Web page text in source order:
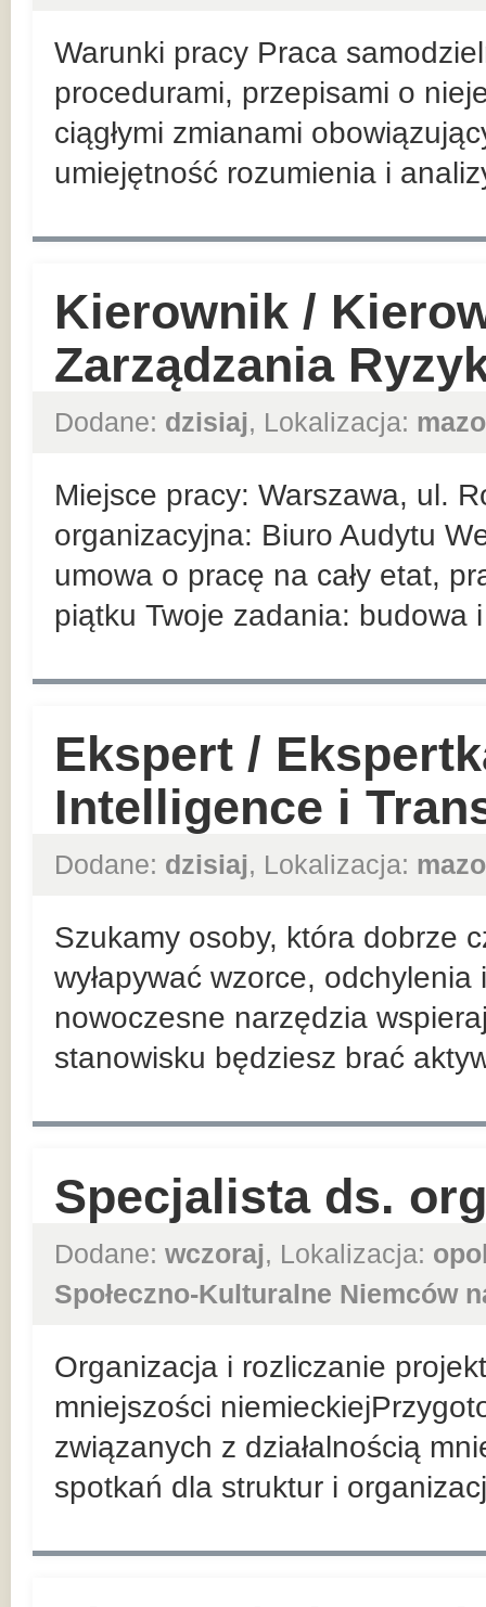
Warunki pracy Praca
procedurami, przepisami o
ciągłymi zmianami
umiejętność rozumienia i
Kierownik /
Zarządzania
Dodane: dzisiaj, Lokalizacja:
Miejsce pracy: Warszawa, ul.
organizacyjna: Biuro Audytu
umowa o pracę na cały etat,
piątku Twoje zadania: budowa
Ekspert /
Intelligence i
Dodane: dzisiaj, Lokalizacja:
Szukamy osoby, która dobrze
wyłapywać wzorce,
nowoczesne narzędzia
stanowisku będziesz brać
Specjalista ds.
Dodane: wczoraj, Lokalizacja:
Społeczno-Kulturalne Niemców
Organizacja i rozliczanie
mniejszości
związanych z działalnością
spotkań dla struktur i